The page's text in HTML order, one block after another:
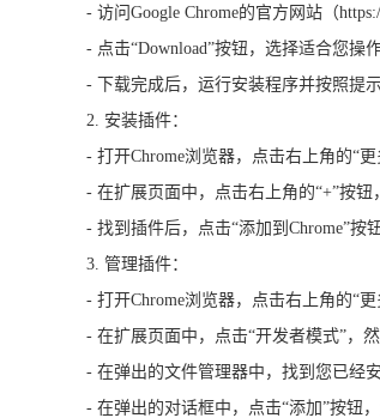
- 访问Google Chrome的官方网站（
- 点击“Download”按钮，选择适合您操
- 下载完成后，运行安装程序并按照提示
2. 安装插件：
- 打开Chrome浏览器，点击右上角的“更
- 在扩展页面中，点击右上角的“+”按钮
- 找到插件后，点击“添加到Chrome”按
3. 管理插件：
- 打开Chrome浏览器，点击右上角的“更
- 在扩展页面中，点击“开发者模式”，
- 在弹出的文件管理器中，找到您已经
- 在弹出的对话框中，点击“添加”按钮